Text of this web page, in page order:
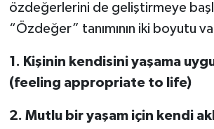
özdeğerlerini de geliştirmeye
“Özdeğer” tanımının iki boyutu
1. Kişinin kendisini yaşama
(feeling appropriate to life)
2. Mutlu bir yaşam için kendi
MAGAZİN
ÖZEL HABER